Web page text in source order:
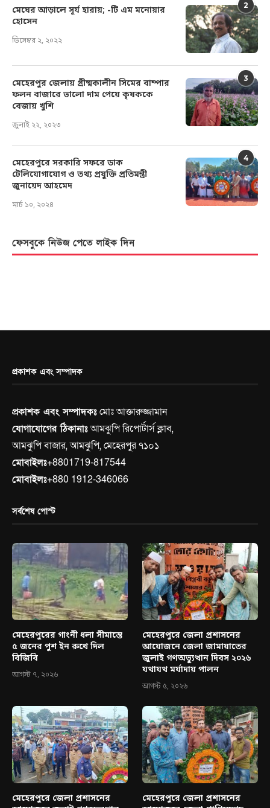
2
মেঘের আড়ালে সূর্য হারায়; -টি এম মনোয়ার
হোসেন
ডিসেম্বর ২, ২০২২
3
মেহেরপুর জেলায় গ্রীষ্মকালীন সিমের বাম্পার
ফলন বাজারে ভালো দাম পেয়ে কৃষককে
বেজায় খুশি
জুলাই ২২, ২০২৩
4
মেহেরপুরে সরকারি সফরে ডাক
টেলিযোগাযোগ ও তথ্য প্রযুক্তি প্রতিমন্ত্রী
জুনায়েদ আহমেদ
মার্চ ১০, ২০২৪
ফেসবুকে নিউজ পেতে লাইক দিন
প্রকাশক এবং সম্পাদক
প্রকাশক এবং সম্পাদকঃমোঃ আক্তারুজ্জামান
যোগাযোগের ঠিকানাঃআমঝুপি রিপোর্টার্স ক্লাব,
আমঝুপি বাজার, আমঝুপি, মেহেরপুর ৭১০১
মোবাইলঃ+8801719-817544
মোবাইলঃ+880 1912-346066
সর্বশেষ পোস্ট
মেহেরপুরের গাংনী ধলা সীমান্তে
৫ জনের পুশ ইন রুখে দিল
বিজিবি
আগস্ট ৭, ২০২৬
মেহেরপুরে জেলা প্রশাসনের
আয়োজনে জেলা জামায়াতের
জুলাই গণঅভ্যুত্থান দিবস ২০২৬
যথাযথ মর্যাদায় পালন
আগস্ট ৫, ২০২৬
মেহেরপুরে জেলা প্রশাসনের
মেহেরপুরে জেলা প্রশাসনের